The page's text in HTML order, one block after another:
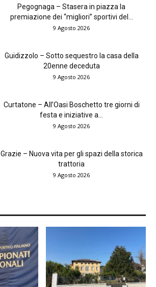
Pegognaga – Stasera in piazza la
premiazione dei “migliori” sportivi del...
9 Agosto 2026
Guidizzolo – Sotto sequestro la casa della
20enne deceduta
9 Agosto 2026
Curtatone – All’Oasi Boschetto tre giorni di
festa e iniziative a...
9 Agosto 2026
Grazie – Nuova vita per gli spazi della storica
trattoria
9 Agosto 2026